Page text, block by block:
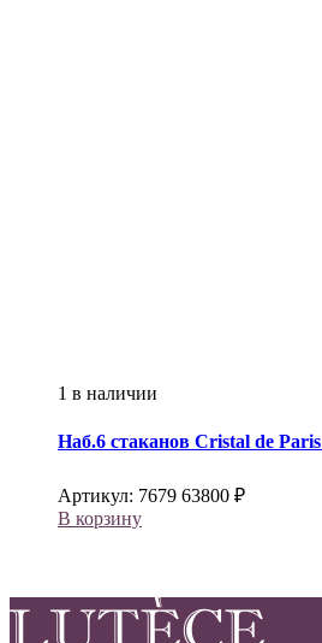
1 в наличии
Наб.6 стаканов Cristal de Paris
Артикул: 7679 63800 ₽
В корзину